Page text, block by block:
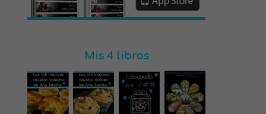
Mis 4 libros